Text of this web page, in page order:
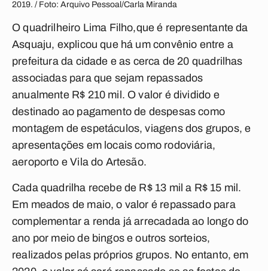
2019. / Foto: Arquivo Pessoal/Carla Miranda
O quadrilheiro Lima Filho,que é representante da
Asquaju, explicou que há um convênio entre a
prefeitura da cidade e as cerca de 20 quadrilhas
associadas para que sejam repassados
anualmente R$ 210 mil. O valor é dividido e
destinado ao pagamento de despesas como
montagem de espetáculos, viagens dos grupos, e
apresentações em locais como rodoviária,
aeroporto e Vila do Artesão.
Cada quadrilha recebe de R$ 13 mil a R$ 15 mil.
Em meados de maio, o valor é repassado para
complementar a renda já arrecadada ao longo do
ano por meio de bingos e outros sorteios,
realizados pelas próprios grupos. No entanto, em